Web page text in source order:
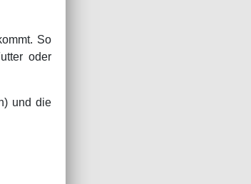
So
oder
und die